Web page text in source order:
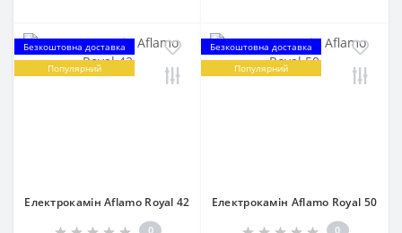
Безкоштовна доставка
Популярний
Електрокамін Aflamo Royal 42
0
Безкоштовна доставка
Популярний
Електрокамін Aflamo Royal 50
0